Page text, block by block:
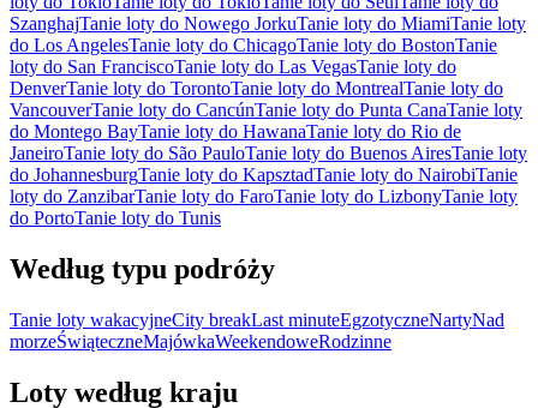
SzanghajTanie loty do Nowego JorkuTanie loty do MiamiTanie loty
do Los AngelesTanie loty do ChicagoTanie loty do BostonTanie
loty do San FranciscoTanie loty do Las VegasTanie loty do
DenverTanie loty do TorontoTanie loty do MontrealTanie loty do
VancouverTanie loty do CancúnTanie loty do Punta CanaTanie loty
do Montego BayTanie loty do HawanaTanie loty do Rio de
JaneiroTanie loty do São PauloTanie loty do Buenos AiresTanie loty
do JohannesburgTanie loty do KapsztadTanie loty do NairobiTanie
loty do ZanzibarTanie loty do FaroTanie loty do LizbonyTanie loty
do PortoTanie loty do Tunis
Według typu podróży
Tanie loty wakacyjneCity breakLast minuteEgzotyczneNartyNad
morzeŚwiąteczneMajówkaWeekendoweRodzinne
Loty według kraju